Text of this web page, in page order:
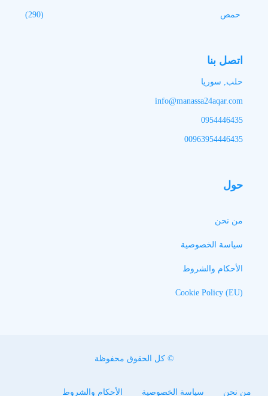
حمص (290)
اتصل بنا
حلب, سوريا
info@manassa24aqar.com
0954446435
00963954446435
حول
من نحن
سياسة الخصوصية
الأحكام والشروط
Cookie Policy (EU)
© كل الحقوق محفوظة
من نحن سياسة الخصوصية الأحكام والشروط